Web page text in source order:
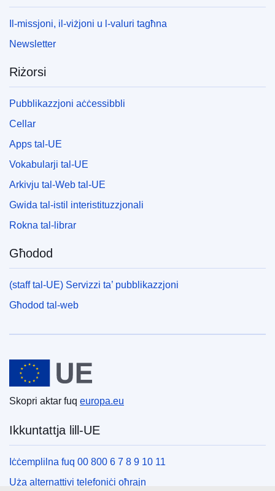
Il-missjoni, il-viżjoni u l-valuri tagħna
Newsletter
Riżorsi
Pubblikazzjoni aċċessibbli
Cellar
Apps tal-UE
Vokabularji tal-UE
Arkivju tal-Web tal-UE
Gwida tal-istil interistituzzjonali
Rokna tal-librar
Għodod
(staff tal-UE) Servizzi ta’ pubblikazzjoni
Għodod tal-web
Unjoni Ewropea
Skopri aktar fuq europa.eu
Ikkuntattja lill-UE
Iċċemplilna fuq 00 800 6 7 8 9 10 11
Uża alternattivi telefoniċi oħrajn